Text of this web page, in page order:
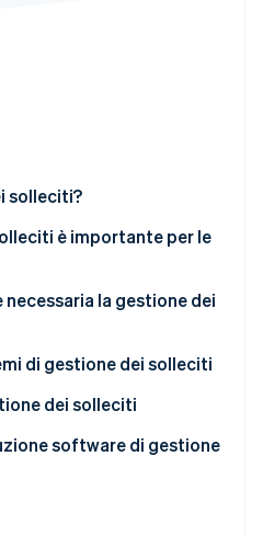
costruendo l'infrastruttura
solleciti?
è importante per le
la gestione dei
di gestione dei solleciti
dei solleciti
software di gestione